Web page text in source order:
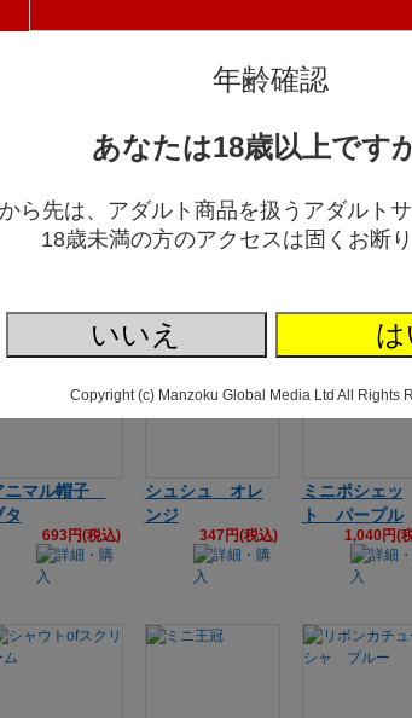
年齢確認
あなたは18歳以上です
ら先は、アダルト商品を扱うアダルトサ
18歳未満の方のアクセスは固くお断り
いいえ は
Copyright (c) Manzoku Global Media Ltd All Rights
あて パンダ
リボンカチュー
ミニシルクハ
ニマル帽子
タ
693円(税込)
シュシュ オレ
ンジ
347円(税込)
ミニポシェッ
ト パープル
1,040円(